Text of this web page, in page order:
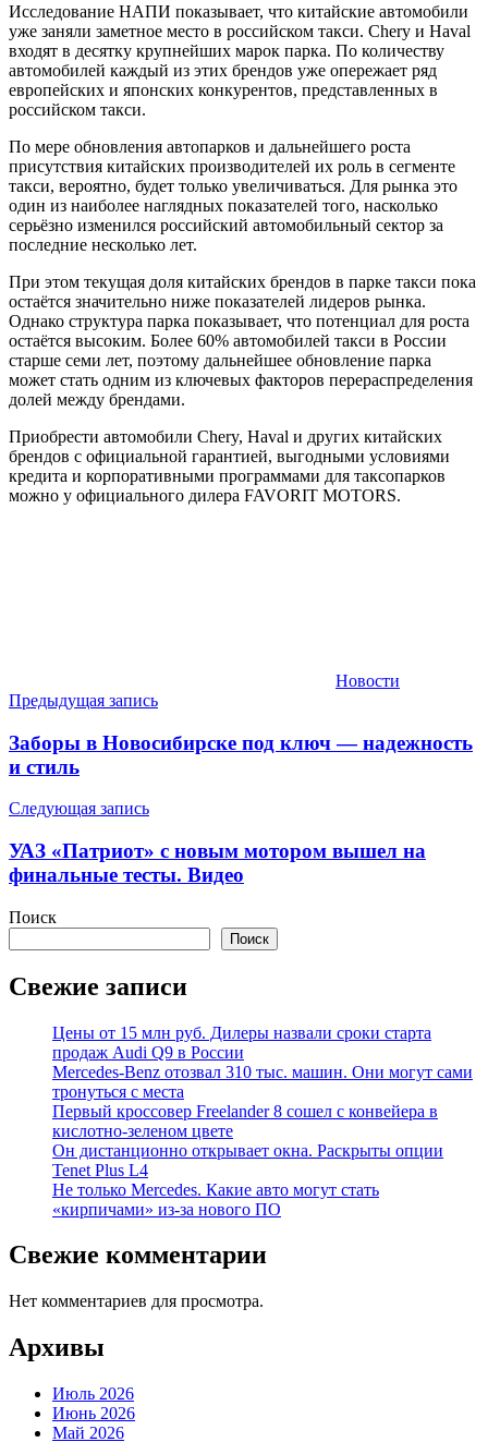
Исследование НАПИ показывает, что китайские автомобили
уже заняли заметное место в российском такси. Chery и Haval
входят в десятку крупнейших марок парка. По количеству
автомобилей каждый из этих брендов уже опережает ряд
европейских и японских конкурентов, представленных в
российском такси.
По мере обновления автопарков и дальнейшего роста
присутствия китайских производителей их роль в сегменте
такси, вероятно, будет только увеличиваться. Для рынка это
один из наиболее наглядных показателей того, насколько
серьёзно изменился российский автомобильный сектор за
последние несколько лет.
При этом текущая доля китайских брендов в парке такси пока
остаётся значительно ниже показателей лидеров рынка.
Однако структура парка показывает, что потенциал для роста
остаётся высоким. Более 60% автомобилей такси в России
старше семи лет, поэтому дальнейшее обновление парка
может стать одним из ключевых факторов перераспределения
долей между брендами.
Приобрести автомобили Chery, Haval и других китайских
брендов с официальной гарантией, выгодными условиями
кредита и корпоративными программами для таксопарков
можно у официального дилера FAVORIT MOTORS.
Новости
Навигация
по
записям
Предыдущая запись
Заборы в Новосибирске под ключ — надежность
и стиль
Следующая запись
УАЗ «Патриот» с новым мотором вышел на
финальные тесты. Видео
Поиск
Поиск
Свежие записи
Цены от 15 млн руб. Дилеры назвали сроки старта
продаж Audi Q9 в России
Mercedes-Benz отозвал 310 тыс. машин. Они могут сами
тронуться с места
Первый кроссовер Freelander 8 сошел с конвейера в
кислотно-зеленом цвете
Он дистанционно открывает окна. Раскрыты опции
Tenet Plus L4
Не только Mercedes. Какие авто могут стать
«кирпичами» из-за нового ПО
Свежие комментарии
Нет комментариев для просмотра.
Архивы
Июль 2026
Июнь 2026
Май 2026